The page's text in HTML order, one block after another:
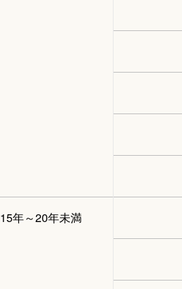
15年～20年未満